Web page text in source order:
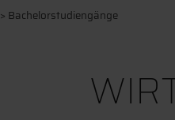
> Bachelorstudiengänge